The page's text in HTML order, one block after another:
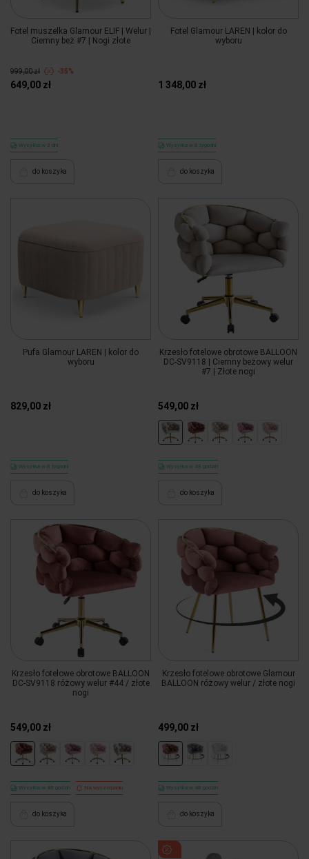
Fotel muszelka Glamour ELIF | Welur |
Ciemny beż #7 | Nogi złote
999,00 zł -35%
649,00 zł
Wysyłka w 3 dni
do koszyka
Fotel Glamour LAREN | kolor do
wyboru
1 348,00 zł
Wysyłka w 8 tygodni
do koszyka
Pufa Glamour LAREN | kolor do
wyboru
829,00 zł
Wysyłka w 8 tygodni
do koszyka
Krzesło fotelowe obrotowe BALLOON
DC-SV9118 | Ciemny beżowy welur
#7 | Złote nogi
549,00 zł
Wysyłka w 48 godzin
do koszyka
Krzesło fotelowe obrotowe BALLOON
DC-SV9118 różowy welur #44 / złote
nogi
549,00 zł
Wysyłka w 48 godzin Na wyczerpaniu
do koszyka
Krzesło fotelowe obrotowe Glamour
BALLOON różowy welur / złote nogi
499,00 zł
Wysyłka w 48 godzin
do koszyka